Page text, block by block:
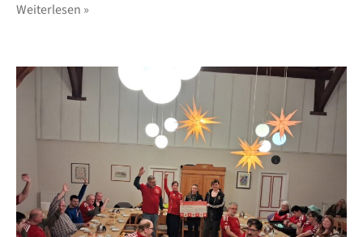
Weiterlesen »
Spendenübergabe